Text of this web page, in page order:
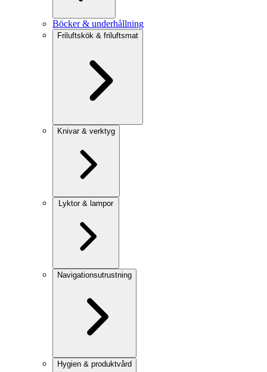
Böcker & underhållning
Friluftskök & friluftsmat
Knivar & verktyg
Lyktor & lampor
Navigationsutrustning
Hygien & produktvård